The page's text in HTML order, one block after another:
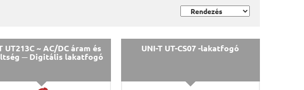
UT213C ~ AC/DC áram és
─ Digitális lakatfogó
UNI-T UT-CS07 -lakatfogó